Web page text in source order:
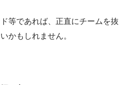
等であれば、正直にチームを抜
かもしれません。